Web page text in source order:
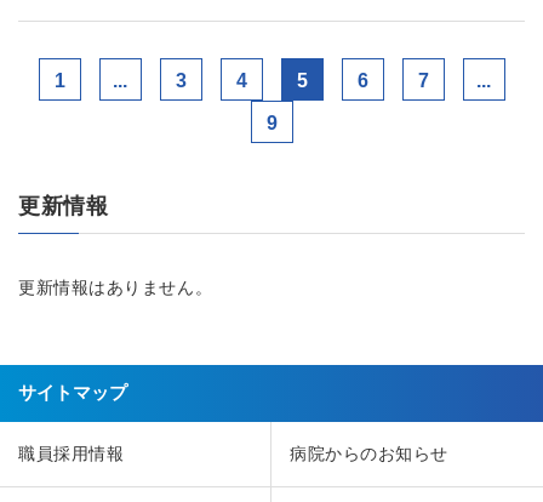
1 ... 3 4 5 6 7 ...
9
更新情報
更新情報はありません。
サイトマップ
職員採用情報 病院からのお知らせ